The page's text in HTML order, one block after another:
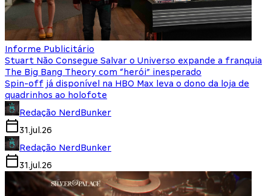
Informe Publicitário
Stuart Não Consegue Salvar o Universo expande a franquia
The Big Bang Theory com “herói” inesperado
Spin-off já disponível na HBO Max leva o dono da loja de
quadrinhos ao holofote
Redação NerdBunker
31.jul.26
Redação NerdBunker
31.jul.26